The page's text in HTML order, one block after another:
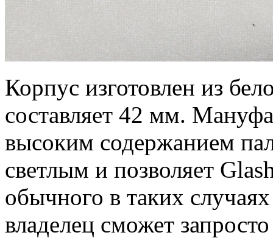
Корпус изготовлен из
составляет 42 мм.
высоким содержанием
светлым и позволяет
обычного в таких
владелец сможет